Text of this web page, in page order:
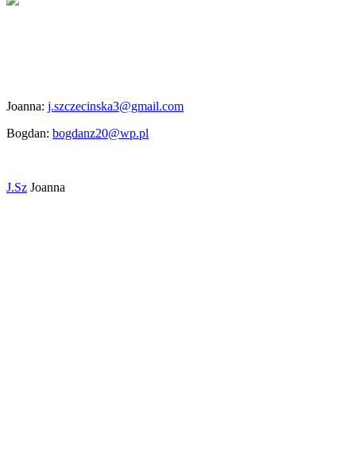
Joanna: j.szczecinska3@gmail.com
Bogdan: bogdanz20@wp.pl
J.Sz Joanna